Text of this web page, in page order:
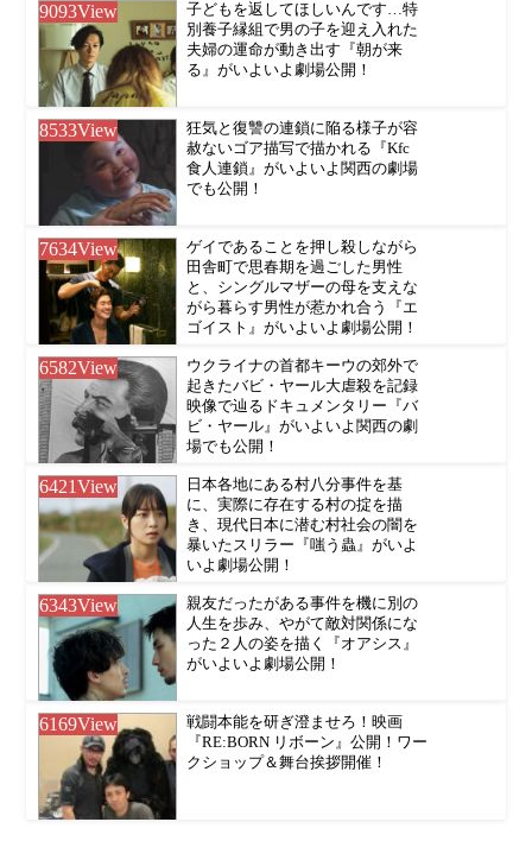
9093View
子どもを返してほしいんです…特
別養子縁組で男の子を迎え入れた
夫婦の運命が動き出す『朝が来
る』がいよいよ劇場公開！
8533View
狂気と復讐の連鎖に陥る様子が容
赦ないゴア描写で描かれる『Kfc
食人連鎖』がいよいよ関西の劇場
でも公開！
7634View
ゲイであることを押し殺しながら
田舎町で思春期を過ごした男性
と、シングルマザーの母を支えな
がら暮らす男性が惹かれ合う『エ
ゴイスト』がいよいよ劇場公開！
6582View
ウクライナの首都キーウの郊外で
起きたバビ・ヤール大虐殺を記録
映像で辿るドキュメンタリー『バ
ビ・ヤール』がいよいよ関西の劇
場でも公開！
6421View
日本各地にある村八分事件を基
に、実際に存在する村の掟を描
き、現代日本に潜む村社会の闇を
暴いたスリラー『嗤う蟲』がいよ
いよ劇場公開！
6343View
親友だったがある事件を機に別の
人生を歩み、やがて敵対関係にな
った２人の姿を描く『オアシス』
がいよいよ劇場公開！
6169View
戦闘本能を研ぎ澄ませろ！映画
『RE:BORN リボーン』公開！ワー
クショップ＆舞台挨拶開催！